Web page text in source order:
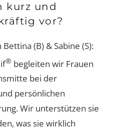
kurz und
vor?
(B) & Sabine (S):
® begleiten wir Frauen
bei der
persönlichen
Wir unterstützen sie
was sie wirklich